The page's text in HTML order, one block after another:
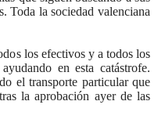
Toda la sociedad valenciana
los efectivos y a todos los
en esta catástrofe.
el transporte particular que
la aprobación ayer de las